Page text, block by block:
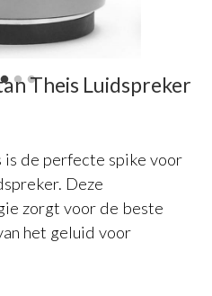
Theis Luidspreker
is de perfecte spike voor
Deze
zorgt voor de beste
het geluid voor